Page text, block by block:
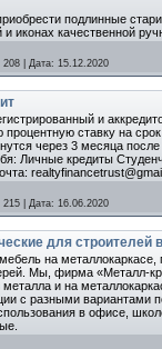
подлинные
иконах качественной
208 Дата: 15.12.2020
и
ставку на
через 3 месяца
Личные кредиты
215 Дата: 16.06.2020
для строителей
на металлокаркасе,
Мы, фирма
и на
с разными
в офисе,